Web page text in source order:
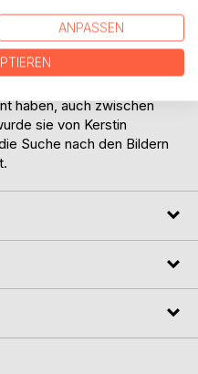
Die ist in einer alten
einem gewissen Cobar
einer Liebe, die
dennoch über die
haben, auch zwischen
sie von Kerstin
Suche nach den Bildern
ANPASSEN